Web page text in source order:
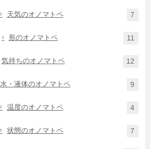
天気のオノマトペ 7
形のオノマトペ 11
気持ちのオノマトペ 12
水・液体のオノマトペ 9
温度のオノマトペ 4
状態のオノマトペ 7